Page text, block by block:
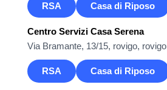
RSA Casa di Riposo
Centro Servizi Casa Serena
Via Bramante, 13/15, rovigo, rovigo
RSA Casa di Riposo